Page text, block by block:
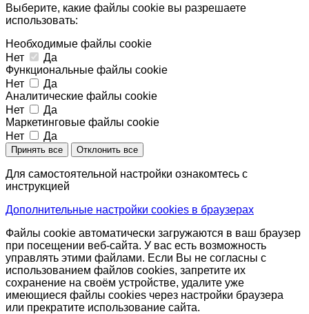
Выберите, какие файлы cookie вы разрешаете
использовать:
Необходимые файлы cookie
Нет
Да
Функциональные файлы cookie
Нет
Да
Аналитические файлы cookie
Нет
Да
Маркетинговые файлы cookie
Нет
Да
Принять все Отклонить все
Для самостоятельной настройки ознакомтесь с
инструкцией
Дополнительные настройки cookies в браузерах
Файлы cookie автоматически загружаются в ваш браузер
при посещении веб-сайта. У вас есть возможность
управлять этими файлами. Если Вы не согласны с
использованием файлов cookies, запретите их
сохранение на своём устройстве, удалите уже
имеющиеся файлы cookies через настройки браузера
или прекратите использование сайта.